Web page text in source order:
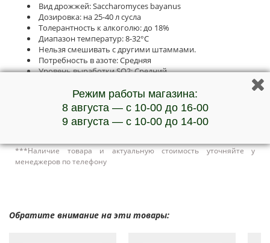
Вид дрожжей: Saccharomyces bayanus
Дозировка: на 25-40 л сусла
Толерантность к алкоголю: до 18%
Диапазон температур: 8-32°С
Нельзя смешивать с другими штаммами.
Потребность в азоте: Средняя
Уровень выработки SO2: Средний
Распределите содержимое пакета по поверхности пивного
***Наличие товара и актуальную стоимость уточняйте у
менеджеров по телефону
Обратите внимание на эти товары:
Режим работы магазина:
8 августа — с 10-00 до 16-00
9 августа — с 10-00 до 14-00